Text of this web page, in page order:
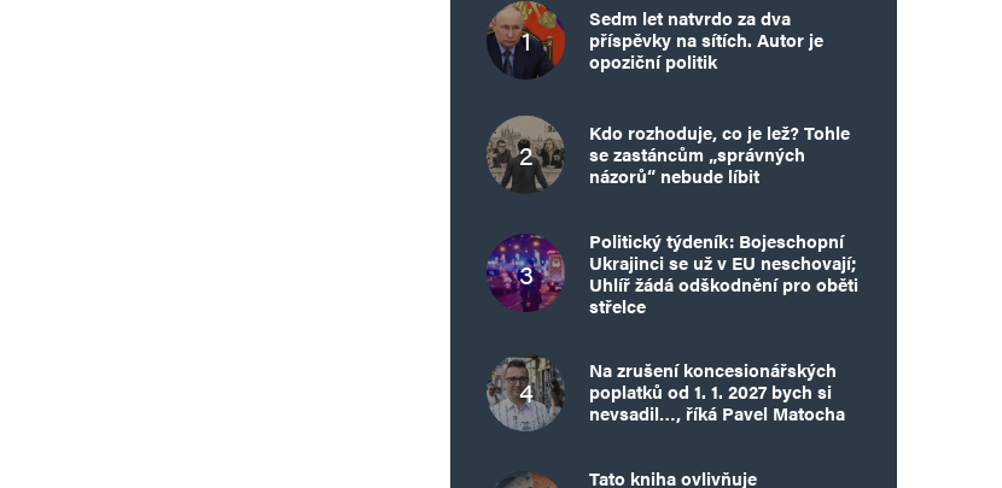
Sedm let natvrdo za dva
příspěvky na sítích. Autor je
opoziční politik
Kdo rozhoduje, co je lež? Tohle
se zastáncům „správných
názorů“ nebude líbit
Politický týdeník: Bojeschopní
Ukrajinci se už v EU neschovají;
Uhlíř žádá odškodnění pro oběti
střelce
Na zrušení koncesionářských
poplatků od 1. 1. 2027 bych si
nevsadil…, říká Pavel Matocha
Tato kniha ovlivňuje